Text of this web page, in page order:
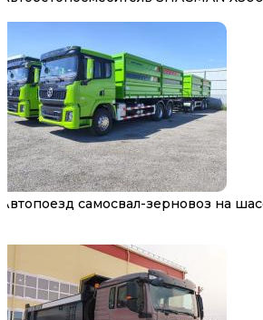
Автопоезд самосвал-зерновоз на